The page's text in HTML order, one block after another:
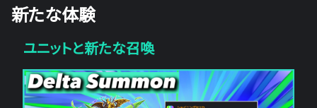
新たな体験
ユニットと新たな召喚